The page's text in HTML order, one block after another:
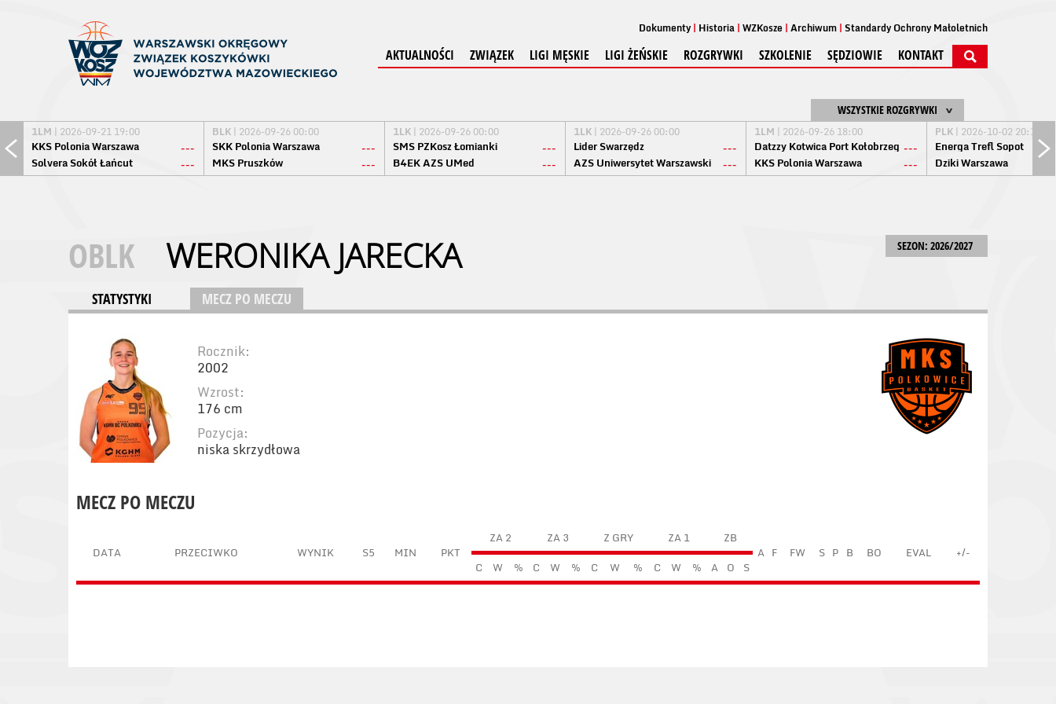
Dokumenty Historia WZKosze Archiwum Standardy Ochrony Małoletnich
AKTUALNOŚCI ZWIĄZEK LIGI MĘSKIE LIGI ŻEŃSKIE ROZGRYWKI SZKOLENIE SĘDZIOWIE KONTAKT
WSZYSTKIE ROZGRYWKI
1LM | 2026-09-21 19:00
KKS Polonia Warszawa
---
Solvera Sokół Łańcut
---
BLK | 2026-09-26 00:00
SKK Polonia Warszawa
---
MKS Pruszków
---
1LK | 2026-09-26 00:00
SMS PZKosz Łomianki
---
B4EK AZS UMed
---
1LK | 2026-09-26 00:00
Lider Swarzędz
---
AZS Uniwersytet Warszawski
---
1LM | 2026-09-26 18:00
Datzzy Kotwica Port Kołobrzeg ---
KKS Polonia Warszawa
---
PLK | 2026-10-02 20:15
Energa Trefl Sopot
Dziki Warszawa
SEZON: 2026/2027
OBLK WERONIKA JARECKA
STATYSTYKI MECZ PO MECZU
Rocznik:
2002
Wzrost:
176 cm
Pozycja:
niska skrzydłowa
MECZ PO MECZU
DATA PRZECIWKO WYNIK S5 MIN PKT
ZA 2 ZA 3 Z GRY ZA 1
ZB
A F FW S P B BO EVAL
+/-
C
W % C W % C W % C W % A O S